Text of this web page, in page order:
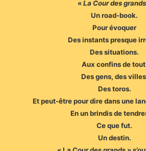
«La Cour des grands
Un road-book.
Pour évoquer
Des instants presque
Des situations.
Aux confins de
Des gens, des
Des toros.
Et peut-être pour dire dans une
En un brindis de
Ce que fut.
Un destin.